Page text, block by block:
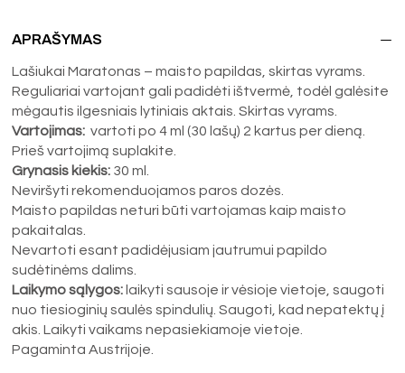
APRAŠYMAS
Lašiukai Maratonas – maisto papildas, skirtas vyrams.
Reguliariai vartojant gali padidėti ištvermė, todėl galėsite
mėgautis ilgesniais lytiniais aktais. Skirtas vyrams.
Vartojimas: vartoti po 4 ml (30 lašų) 2 kartus per dieną.
Prieš vartojimą suplakite.
Grynasis kiekis: 30 ml.
Neviršyti rekomenduojamos paros dozės.
Maisto papildas neturi būti vartojamas kaip maisto
pakaitalas.
Nevartoti esant padidėjusiam jautrumui papildo
sudėtinėms dalims.
Laikymo sąlygos: laikyti sausoje ir vėsioje vietoje, saugoti
nuo tiesioginių saulės spindulių. Saugoti, kad nepatektų į
akis. Laikyti vaikams nepasiekiamoje vietoje.
Pagaminta Austrijoje.